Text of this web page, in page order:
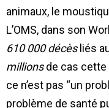
animaux, le
L’OMS, dans son
610 000 décèsliés
millionsde cas cette
ce n’est pas “un
problème de santé